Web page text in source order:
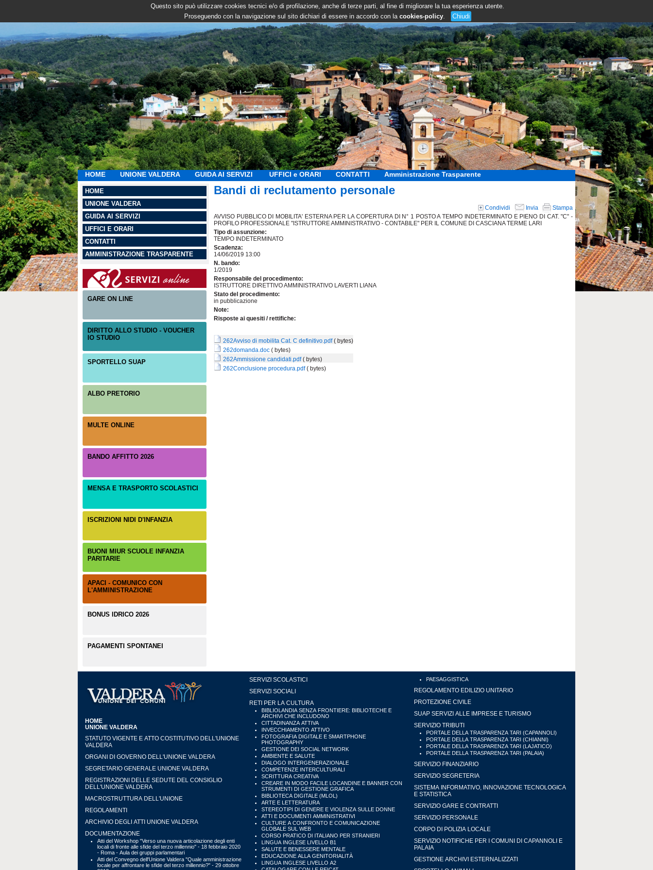
Questo sito può utilizzare cookies tecnici e/o di profilazione, anche di terze parti, al fine di migliorare la tua esperienza utente.
Proseguendo con la navigazione sul sito dichiari di essere in accordo con la cookies-policy. Chiudi
HOME UNIONE VALDERA GUIDA AI SERVIZI UFFICI e ORARI CONTATTI Amministrazione Trasparente
HOME
UNIONE VALDERA
GUIDA AI SERVIZI
UFFICI E ORARI
CONTATTI
AMMINISTRAZIONE TRASPARENTE
Bandi di reclutamento personale
Condividi Invia
Stampa
AVVISO PUBBLICO DI MOBILITA' ESTERNA PER LA COPERTURA DI N° 1 POSTO A TEMPO INDETERMINATO E PIENO DI CAT. "C" -
PROFILO PROFESSIONALE "ISTRUTTORE AMMINISTRATIVO - CONTABILE" PER IL COMUNE DI CASCIANA TERME LARI
Tipo di assunzione:
TEMPO INDETERMINATO
Scadenza:
14/06/2019 13:00
N. bando:
1/2019
Responsabile del procedimento:
ISTRUTTORE DIRETTIVO AMMINISTRATIVO LAVERTI LIANA
Stato del procedimento:
in pubblicazione
Note:
Risposte ai quesiti / rettifiche:
262Avviso di mobilita Cat. C definitivo.pdf ( bytes)
262domanda.doc ( bytes)
262Ammissione candidati.pdf ( bytes)
262Conclusione procedura.pdf ( bytes)
GARE ON LINE
DIRITTO ALLO STUDIO - VOUCHER
IO STUDIO
SPORTELLO SUAP
ALBO PRETORIO
MULTE ONLINE
BANDO AFFITTO 2026
MENSA E TRASPORTO SCOLASTICI
ISCRIZIONI NIDI D'INFANZIA
BUONI MIUR SCUOLE INFANZIA
PARITARIE
APACI - COMUNICO CON
L'AMMINISTRAZIONE
BONUS IDRICO 2026
PAGAMENTI SPONTANEI
HOME
UNIONE VALDERA
STATUTO VIGENTE E ATTO COSTITUTIVO DELL'UNIONE
VALDERA
ORGANI DI GOVERNO DELL'UNIONE VALDERA
SEGRETARIO GENERALE UNIONE VALDERA
REGISTRAZIONI DELLE SEDUTE DEL CONSIGLIO
DELL'UNIONE VALDERA
MACROSTRUTTURA DELL'UNIONE
REGOLAMENTI
ARCHIVIO DEGLI ATTI UNIONE VALDERA
DOCUMENTAZIONE
Atti del Workshop "Verso una nuova articolazione degli enti
locali di fronte alle sfide del terzo millennio" - 18 febbraio 2020
- Roma - Aula dei gruppi parlamentari
Atti del Convegno dell'Unione Valdera "Quale amministrazione
locale per affrontare le sfide del terzo millennio?" - 29 ottobre
SERVIZI SCOLASTICI
SERVIZI SOCIALI
RETI PER LA CULTURA
BIBLIOLANDIA SENZA FRONTIERE: BIBLIOTECHE E
ARCHIVI CHE INCLUDONO
CITTADINANZA ATTIVA
INVECCHIAMENTO ATTIVO
FOTOGRAFIA DIGITALE E SMARTPHONE
PHOTOGRAPHY
GESTIONE DEI SOCIAL NETWORK
AMBIENTE E SALUTE
DIALOGO INTERGENERAZIONALE
COMPETENZE INTERCULTURALI
SCRITTURA CREATIVA
CREARE IN MODO FACILE LOCANDINE E BANNER CON
STRUMENTI DI GESTIONE GRAFICA
BIBLIOTECA DIGITALE (MLOL)
ARTE E LETTERATURA
STEREOTIPI DI GENERE E VIOLENZA SULLE DONNE
ATTI E DOCUMENTI AMMINISTRATIVI
CULTURE A CONFRONTO E COMUNICAZIONE
GLOBALE SUL WEB
CORSO PRATICO DI ITALIANO PER STRANIERI
LINGUA INGLESE LIVELLO B1
SALUTE E BENESSERE MENTALE
EDUCAZIONE ALLA GENITORIALITÀ
LINGUA INGLESE LIVELLO A2
PAESAGGISTICA
REGOLAMENTO EDILIZIO UNITARIO
PROTEZIONE CIVILE
SUAP SERVIZI ALLE IMPRESE E TURISMO
SERVIZIO TRIBUTI
PORTALE DELLA TRASPARENZA TARI (CAPANNOLI)
PORTALE DELLA TRASPARENZA TARI (CHIANNI)
PORTALE DELLA TRASPARENZA TARI (LAJATICO)
PORTALE DELLA TRASPARENZA TARI (PALAIA)
SERVIZIO FINANZIARIO
SERVIZIO SEGRETERIA
SISTEMA INFORMATIVO, INNOVAZIONE TECNOLOGICA
E STATISTICA
SERVIZIO GARE E CONTRATTI
SERVIZIO PERSONALE
CORPO DI POLIZIA LOCALE
SERVIZIO NOTIFICHE PER I COMUNI DI CAPANNOLI E
PALAIA
GESTIONE ARCHIVI ESTERNALIZZATI